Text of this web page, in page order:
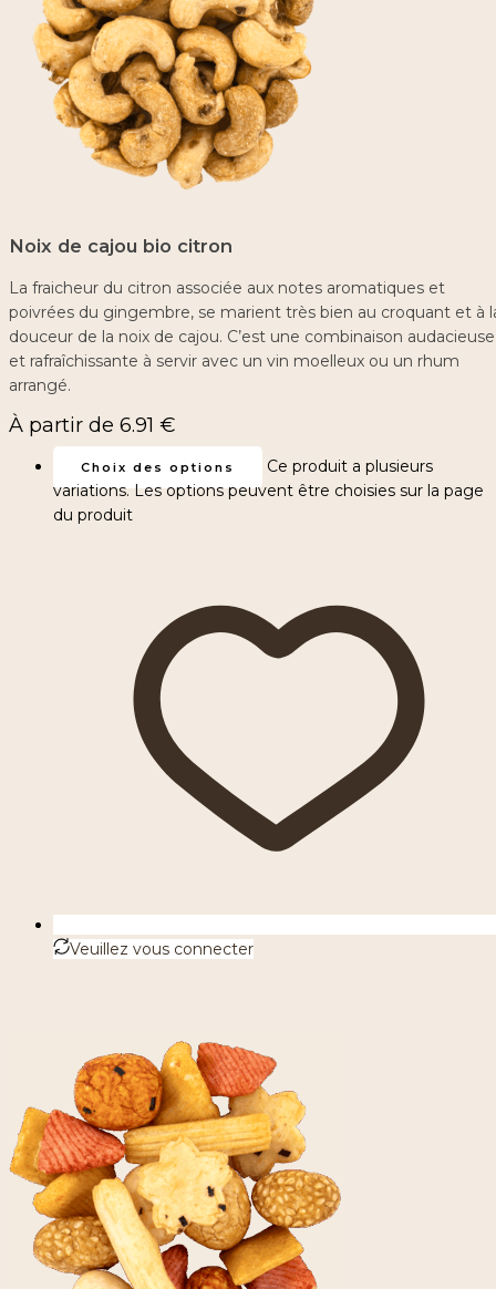
Noix de cajou bio citron
La fraicheur du citron associée aux notes aromatiques et
poivrées du gingembre, se marient très bien au croquant et à
douceur de la noix de cajou. C’est une combinaison audacieuse
et rafraîchissante à servir avec un vin moelleux ou un rhum
arrangé.
À partir de 6.91 €
Choix des options
Ce produit a plusieurs
variations. Les options peuvent être choisies sur la page
du produit
Veuillez vous connecter